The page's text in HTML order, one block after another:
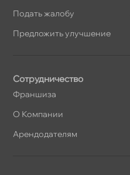
Подать жалобу
Предложить улучшение
Сотрудничество
Франшиза
О Компании
Арендодателям